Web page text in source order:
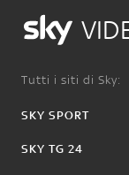
Tutti i siti di Sky:
SKY SPORT
SKY TG 24